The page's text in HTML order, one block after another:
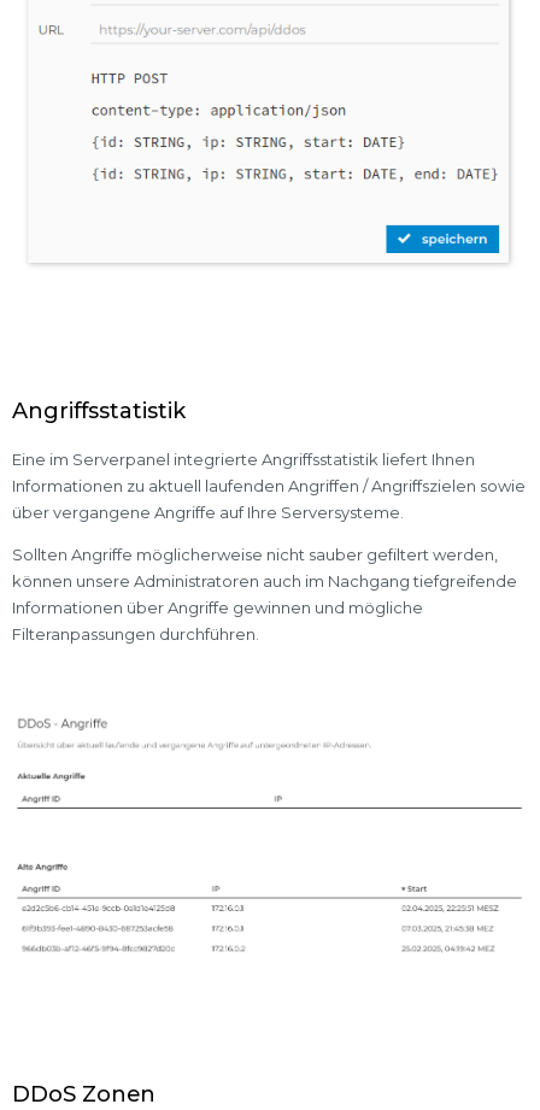
Angriffsstatistik
Eine im Serverpanel integrierte Angriffsstatistik liefert Ihnen
Informationen zu aktuell laufenden Angriffen / Angriffszielen sowie
über vergangene Angriffe auf Ihre Serversysteme.
Sollten Angriffe möglicherweise nicht sauber gefiltert werden,
können unsere Administratoren auch im Nachgang tiefgreifende
Informationen über Angriffe gewinnen und mögliche
Filteranpassungen durchführen.
DDoS Zonen